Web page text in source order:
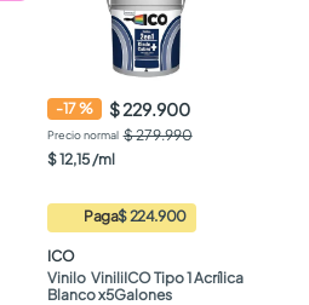
-17% $ 229.900
$ 279.990
$12,15 /ml
Paga$ 224.900
ICO
Vinilo  ViniliICO Tipo 1 Acrílica
Blanco x5Galones